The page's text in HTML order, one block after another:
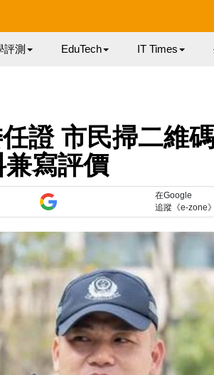
評測 EduTech IT Times
證 市民掃二維
寫評價
在Google
追蹤《e-zone》